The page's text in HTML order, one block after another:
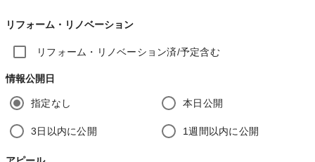
リフォーム・リノベーション
リフォーム・リノベーション済/予定含む
情報公開日
指定なし 本日公開
3日以内に公開 1週間以内に公開